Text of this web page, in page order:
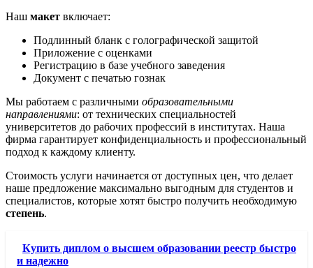
Наш макет включает:
Подлинный бланк с голографической защитой
Приложение с оценками
Регистрацию в базе учебного заведения
Документ с печатью гознак
Мы работаем с различными образовательными
направлениями: от технических специальностей
университетов до рабочих профессий в институтах. Наша
фирма гарантирует конфиденциальность и профессиональный
подход к каждому клиенту.
Стоимость услуги начинается от доступных цен, что делает
наше предложение максимально выгодным для студентов и
специалистов, которые хотят быстро получить необходимую
степень.
Купить диплом о высшем образовании реестр быстро
и надежно